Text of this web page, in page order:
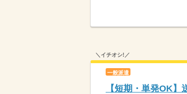
＼イチオシ!／
一般派遣
【短期・単発OK